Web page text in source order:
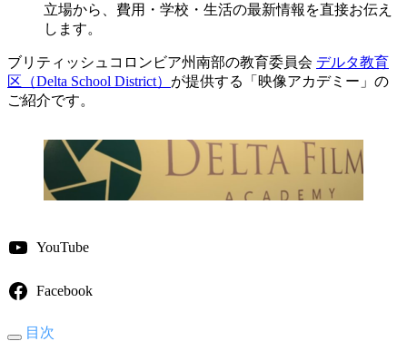
立場から、費用・学校・生活の最新情報を直接お伝え
します。
ブリティッシュコロンビア州南部の教育委員会 デルタ教育
区（Delta School District） が提供する「映像アカデミー」の
ご紹介です。
YouTube
Facebook
目次